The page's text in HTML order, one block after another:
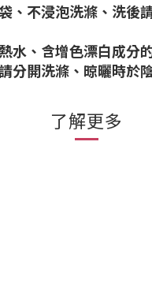
、不浸泡洗滌、洗後
水、含增色漂白成分
分開洗滌、晾曬時於
了解更多